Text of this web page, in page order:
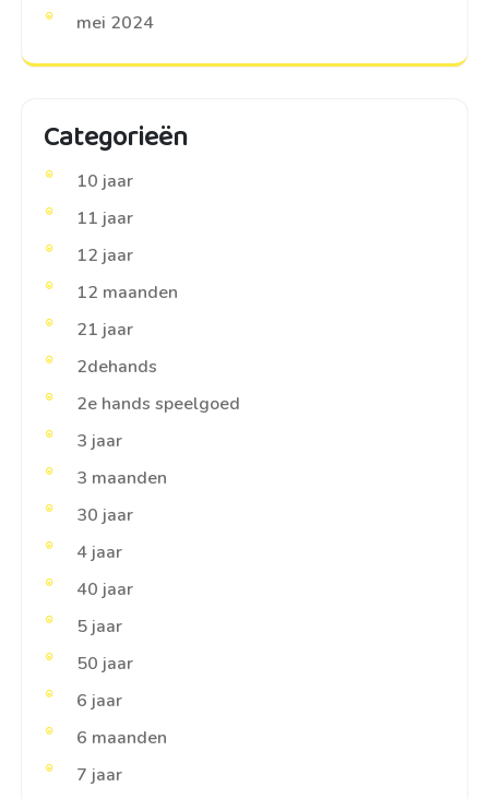
mei 2024
Categorieën
10 jaar
11 jaar
12 jaar
12 maanden
21 jaar
2dehands
2e hands speelgoed
3 jaar
3 maanden
30 jaar
4 jaar
40 jaar
5 jaar
50 jaar
6 jaar
6 maanden
7 jaar